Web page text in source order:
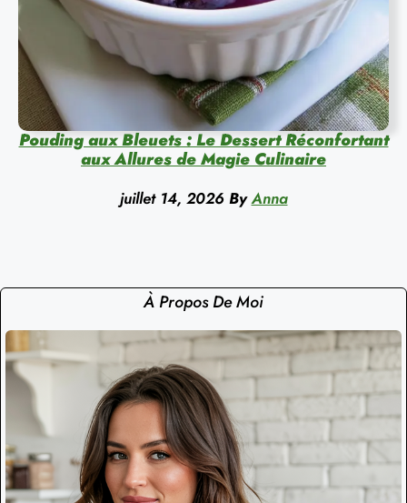
Pouding aux Bleuets : Le Dessert Réconfortant
aux Allures de Magie Culinaire
juillet 14, 2026 By Anna
À Propos De Moi